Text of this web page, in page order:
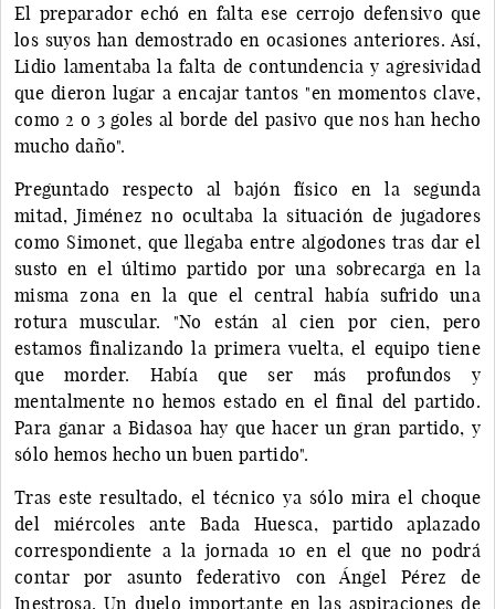
El preparador echó en falta ese cerrojo defensivo que
los suyos han demostrado en ocasiones anteriores. Así,
Lidio lamentaba la falta de contundencia y agresividad
que dieron lugar a encajar tantos "en momentos clave,
como 2 o 3 goles al borde del pasivo que nos han hecho
mucho daño".
Preguntado respecto al bajón físico en la segunda
mitad, Jiménez no ocultaba la situación de jugadores
como Simonet, que llegaba entre algodones tras dar el
susto en el último partido por una sobrecarga en la
misma zona en la que el central había sufrido una
rotura muscular. "No están al cien por cien, pero
estamos finalizando la primera vuelta, el equipo tiene
que morder. Había que ser más profundos y
mentalmente no hemos estado en el final del partido.
Para ganar a Bidasoa hay que hacer un gran partido, y
sólo hemos hecho un buen partido".
Tras este resultado, el técnico ya sólo mira el choque
del miércoles ante Bada Huesca, partido aplazado
correspondiente a la jornada 10 en el que no podrá
contar por asunto federativo con Ángel Pérez de
Inestrosa. Un duelo importante en las aspiraciones de